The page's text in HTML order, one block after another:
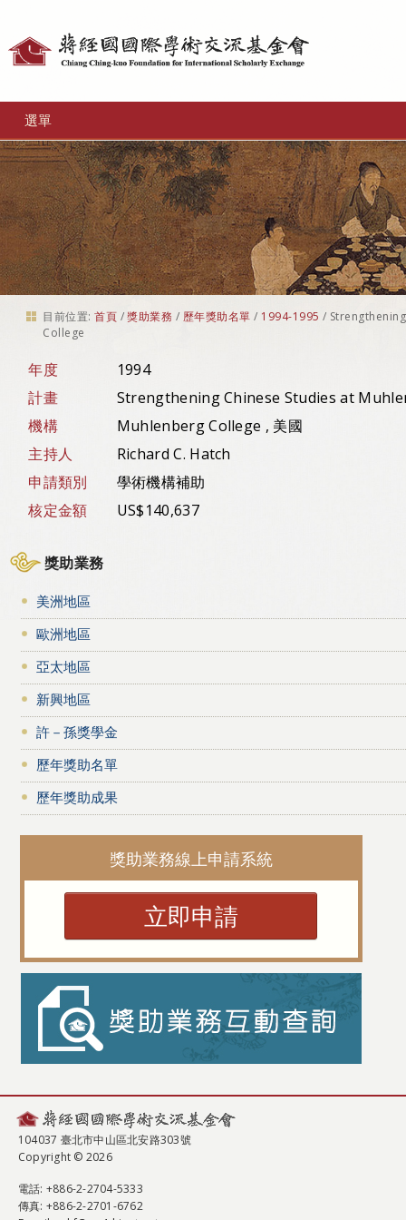
選單
目前位置: 首頁 /獎助業務 / 歷年獎助名單 / 1994-1995 /
College
年度
1994
計畫
Strengthening Chinese Studies at
機構
Muhlenberg College , 美國
主持人
Richard C. Hatch
申請類別
學術機構補助
核定金額
US$140,637
獎助業務
美洲地區
歐洲地區
亞太地區
新興地區
許－孫獎學金
歷年獎助名單
歷年獎助成果
獎助業務線上申請系統
立即申請
104037 臺北市中山區北安路303號
Copyright © 2026
電話: +886-2-2704-5333
傳真: +886-2-2701-6762